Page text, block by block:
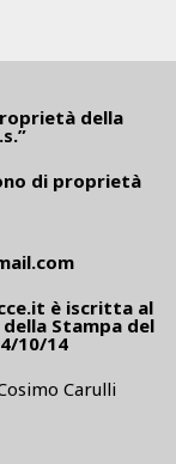
della
di proprietà
è iscritta al
Stampa del
10/14
Carulli